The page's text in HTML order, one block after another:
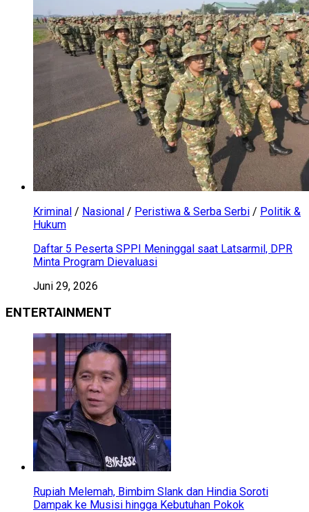
Kriminal / Nasional / Peristiwa & Serba Serbi / Politik &
Hukum
Daftar 5 Peserta SPPI Meninggal saat Latsarmil, DPR
Minta Program Dievaluasi
Juni 29, 2026
ENTERTAINMENT
Rupiah Melemah, Bimbim Slank dan Hindia Soroti
Dampak ke Musisi hingga Kebutuhan Pokok